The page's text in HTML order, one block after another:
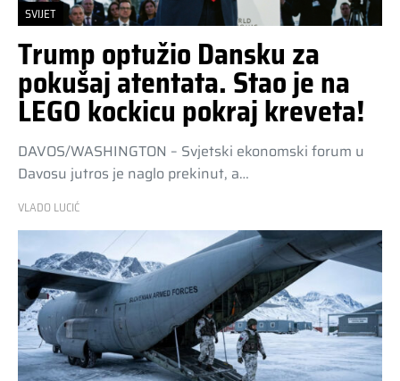
SVIJET
Trump optužio Dansku za
pokušaj atentata. Stao je na
LEGO kockicu pokraj kreveta!
DAVOS/WASHINGTON – Svjetski ekonomski forum u
Davosu jutros je naglo prekinut, a…
VLADO LUCIĆ